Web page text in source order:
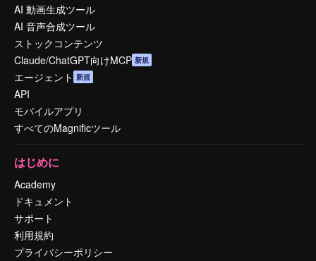
AI 動画生成ツール
AI 音声合成ツール
ストックコンテンツ
Claude/ChatGPT向けMCP 新規
エージェント 新規
API
モバイルアプリ
すべてのMagnificツール
はじめに
Academy
ドキュメント
サポート
利用規約
プライバシーポリシー